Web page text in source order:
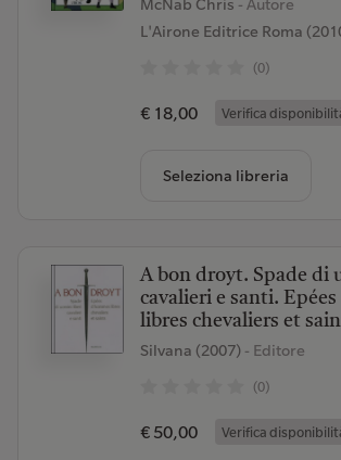
McNab Chris - Autore
L'Airone Editrice Roma
(0)
€ 18,00 Verifica
Seleziona libreria
A bon droyt. Spade di
cavalieri e santi.
libres chevaliers et
Silvana (2007)- Editore
(0)
€ 50,00 Verifica